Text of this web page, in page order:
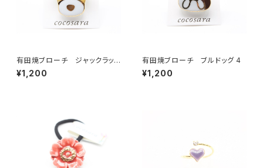
有田焼ブローチ ジャックラッセ
ルテリア
¥1,200
有田焼ブローチ ブルドッグ 4
¥1,200